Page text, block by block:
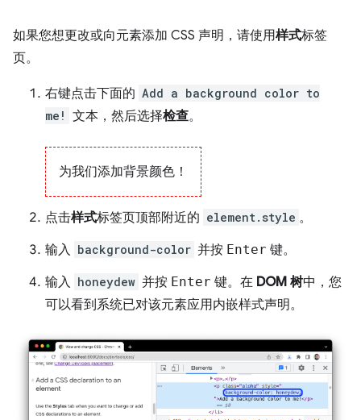
如果您想更改或向元素添加 CSS 声明，请使用样式标签
页。
右键点击下面的 Add a background color to
me! 文本，然后选择检查。
为我们添加背景颜色！
点击样式标签页顶部附近的 element.style 。
输入 background-color 并按 Enter 键。
输入 honeydew 并按 Enter 键。在 DOM 树中，您
可以看到系统已对该元素应用内嵌样式声明。